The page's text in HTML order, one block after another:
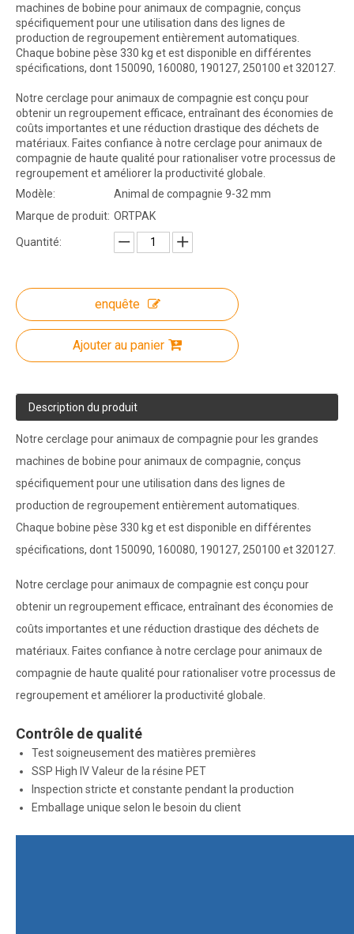
machines de bobine pour animaux de compagnie, conçus
spécifiquement pour une utilisation dans des lignes de
production de regroupement entièrement automatiques.
Chaque bobine pèse 330 kg et est disponible en différentes
spécifications, dont 150090, 160080, 190127, 250100 et 320127.
Notre cerclage pour animaux de compagnie est conçu pour
obtenir un regroupement efficace, entraînant des économies de
coûts importantes et une réduction drastique des déchets de
matériaux. Faites confiance à notre cerclage pour animaux de
compagnie de haute qualité pour rationaliser votre processus de
regroupement et améliorer la productivité globale.
Modèle:
Animal de compagnie 9-32 mm
Marque de produit: ORTPAK
Quantité:
enquête
Ajouter au panier
Description du produit
Notre cerclage pour animaux de compagnie pour les grandes
machines de bobine pour animaux de compagnie, conçus
spécifiquement pour une utilisation dans des lignes de
production de regroupement entièrement automatiques.
Chaque bobine pèse 330 kg et est disponible en différentes
spécifications, dont 150090, 160080, 190127, 250100 et 320127.
Notre cerclage pour animaux de compagnie est conçu pour
obtenir un regroupement efficace, entraînant des économies de
coûts importantes et une réduction drastique des déchets de
matériaux. Faites confiance à notre cerclage pour animaux de
compagnie de haute qualité pour rationaliser votre processus de
regroupement et améliorer la productivité globale.
Contrôle de qualité
Test soigneusement des matières premières
SSP High IV Valeur de la résine PET
Inspection stricte et constante pendant la production
Emballage unique selon le besoin du client